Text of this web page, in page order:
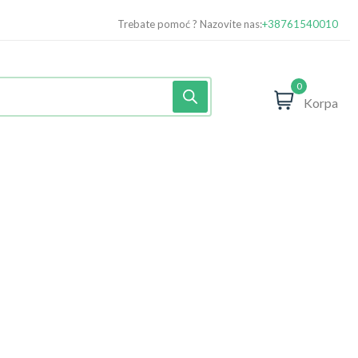
Trebate pomoć ? Nazovite nas:+38761540010
0
Korpa